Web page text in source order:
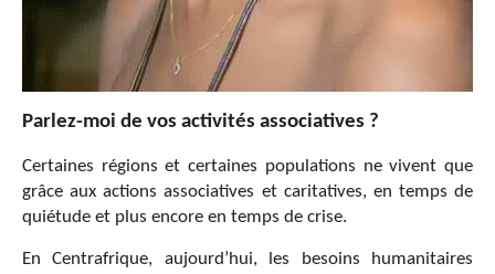
Parlez-moi de vos activités associatives ?
Certaines régions et certaines populations ne vivent que
grâce aux actions associatives et caritatives, en temps de
quiétude et plus encore en temps de crise.
En Centrafrique, aujourd’hui, les besoins humanitaires